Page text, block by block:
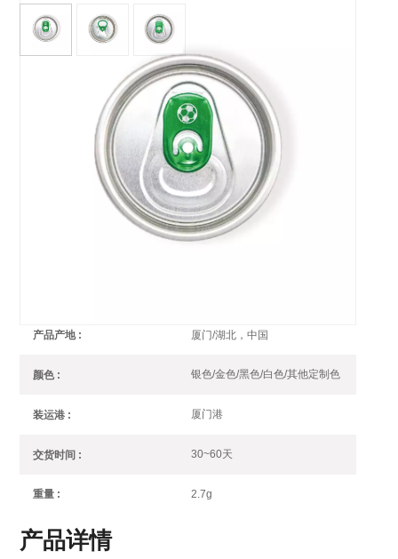
绿色拉环易开盖
五颜六色的拉环会让您的饮料罐看起来与众不同，保沣提
供多种选择来满足您的各种需求。
彩色拉环盖
产品产地 : 厦门/湖北，中国
颜色 : 银色/金色/黑色/白色/其他定制色
装运港 : 厦门港
交货时间 : 30~60天
重量 : 2.7g
产品详情